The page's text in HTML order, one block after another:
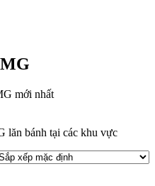
mới nhất
lăn bánh tại các khu vực